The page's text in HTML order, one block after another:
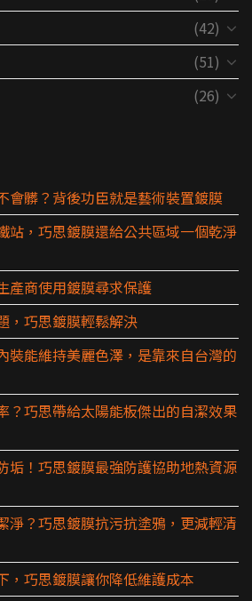
(42)
(51)
(26)
會髒？背後功臣就是藝術裝置鍍膜
站，巧思鍍膜還給公共區域一個乾淨
產商使用鍍膜尋求保護
，巧思鍍膜輕鬆解決
裝能維持美麗色澤，是靠來自台灣的
？巧思帶給太陽能板傑出的自潔效果
垢！巧思鍍膜最強防護協助地熱資源
淨？巧思鍍膜抗污抗塗鴉，更減輕清
，巧思鍍膜讓你降低維護成本